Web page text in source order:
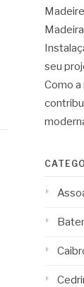
seu
Como a